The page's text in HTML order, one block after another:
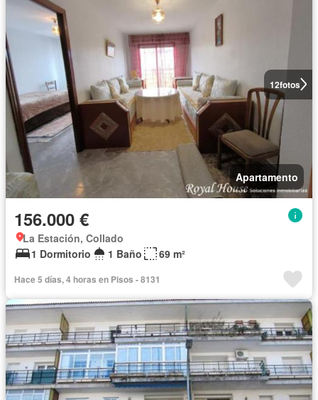
12fotos
Apartamento
156.000 €
La Estación, Collado
1 Dormitorio
1 Baño 69 m²
Hace 5 días, 4 horas en Pisos - 8131